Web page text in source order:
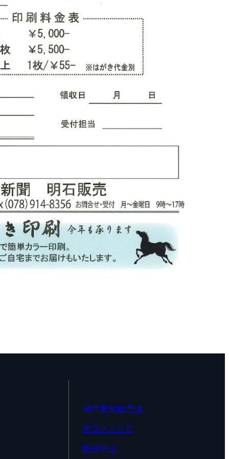
神戸新聞販売店
ポスティング
新聞折込